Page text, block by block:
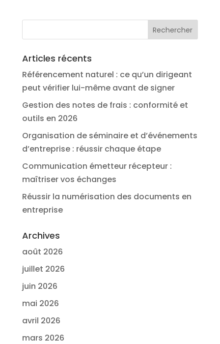
Articles récents
Référencement naturel : ce qu’un dirigeant
peut vérifier lui-même avant de signer
Gestion des notes de frais : conformité et
outils en 2026
Organisation de séminaire et d’événements
d’entreprise : réussir chaque étape
Communication émetteur récepteur :
maîtriser vos échanges
Réussir la numérisation des documents en
entreprise
Archives
août 2026
juillet 2026
juin 2026
mai 2026
avril 2026
mars 2026